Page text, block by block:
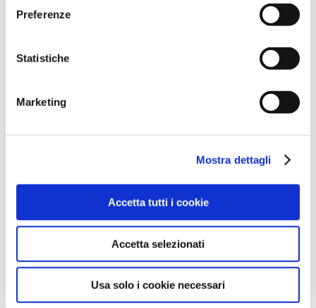
Preferenze
Statistiche
Marketing
Mostra dettagli
Accetta tutti i cookie
Accetta selezionati
Usa solo i cookie necessari
News recenti